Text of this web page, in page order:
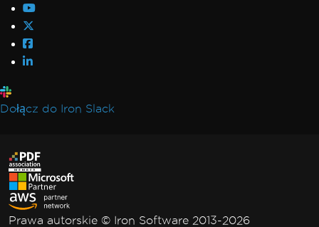
Dołącz do Iron Slack
Prawa autorskie © Iron Software 2013-2026